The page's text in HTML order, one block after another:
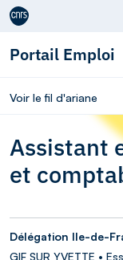
Aller au contenu
Portail Emploi
Voir le fil d'ariane
Assistant
et
Délégation Ile-de-
GIF SUR YVETTE •